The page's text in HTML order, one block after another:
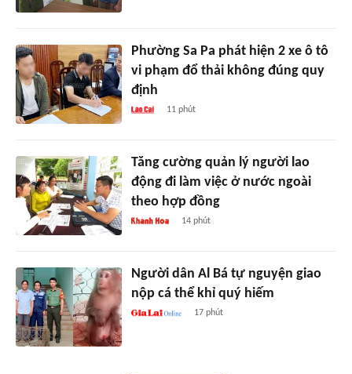
Phường Sa Pa phát hiện 2 xe ô tô
vi phạm đổ thải không đúng quy
định
11 phút
Tăng cường quản lý người lao
động đi làm việc ở nước ngoài
theo hợp đồng
14 phút
Người dân Al Bá tự nguyện giao
nộp cá thể khỉ quý hiếm
17 phút